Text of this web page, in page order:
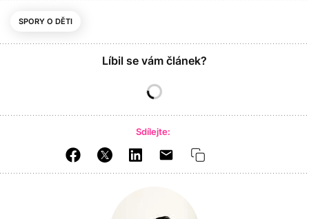
SPORY O DĚTI
Líbil se vám článek?
Sdílejte: